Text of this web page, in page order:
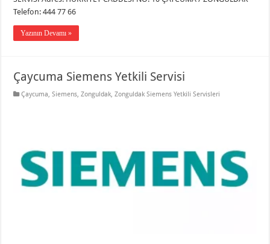
Telefon: 444 77 66
Yazının Devamı »
Çaycuma Siemens Yetkili Servisi
Çaycuma,Siemens,Zonguldak,Zonguldak Siemens Yetkili Servisleri